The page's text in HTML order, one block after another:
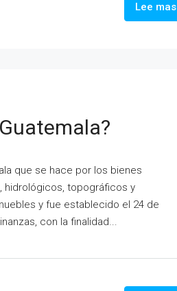
Lee mas
que se hace por los bienes
hidrológicos, topográficos y
y fue establecido el 24 de
con la finalidad...